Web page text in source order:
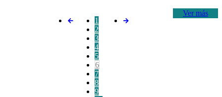
Ver más
1
2
3
4
5
6
7
8
9